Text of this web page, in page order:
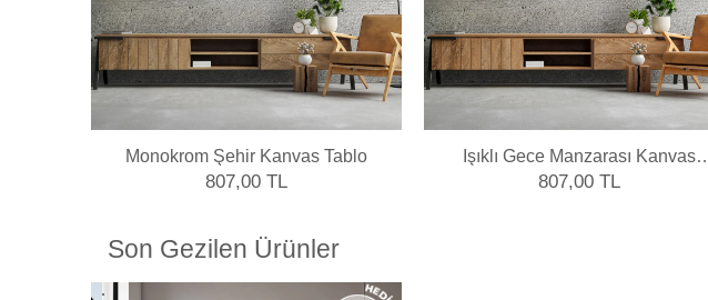
Monokrom Şehir Kanvas Tablo
807,00 TL
Işıklı Gece Manzarası Kanvas
Tablo
807,00 TL
Son Gezilen Ürünler